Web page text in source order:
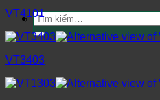
Tìm
kiếm:
VT4101
VT3403